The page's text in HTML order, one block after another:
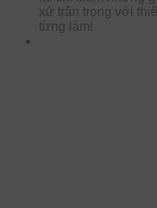
xử trân trọng với
từng làm!